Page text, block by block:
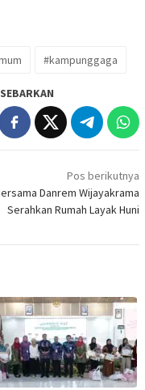
#kampunggaga
SEBARKAN
Pos berikutnya
Danrem Wijayakrama
Serahkan Rumah Layak Huni